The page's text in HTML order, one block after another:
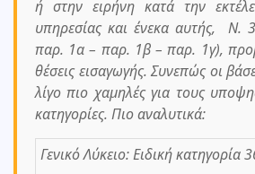
ή στην ειρήνη κατά την
υπηρεσίας και ένεκα αυτής, Ν.
παρ. 1α – παρ. 1β – παρ. 1γ),
θέσεις εισαγωγής. Συνεπώς οι
λίγο πιο χαμηλές για τους
κατηγορίες. Πιο αναλυτικά:
Γενικό Λύκειο: Ειδική κατηγορία